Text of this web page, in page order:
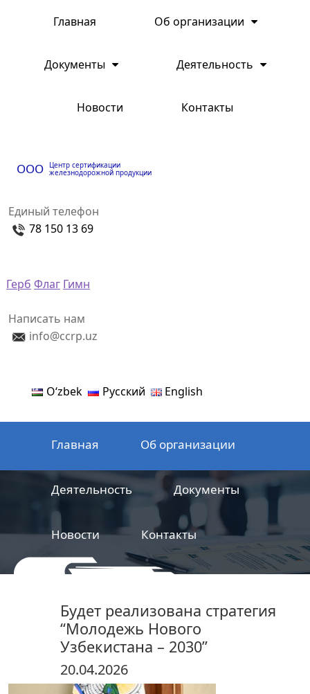
Главная Об организации
Документы Деятельность
Новости Контакты
ООО Центр сертификации
железнодорожной продукции
Единый телефон
78 150 13 69
Герб Флаг Гимн
Написать нам
info@ccrp.uz
Oʻzbek Русский English
Главная Об организации
Деятельность Документы
Новости Контакты
железнодорожной продукции
Будет реализована стратегия
“Молодежь Нового
Узбекистана – 2030”
20.04.2026